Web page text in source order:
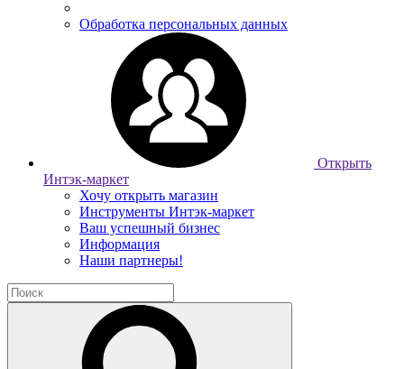
Обработка персональных данных
Открыть
Интэк-маркет
Хочу открыть магазин
Инструменты Интэк-маркет
Ваш успешный бизнес
Информация
Наши партнеры!